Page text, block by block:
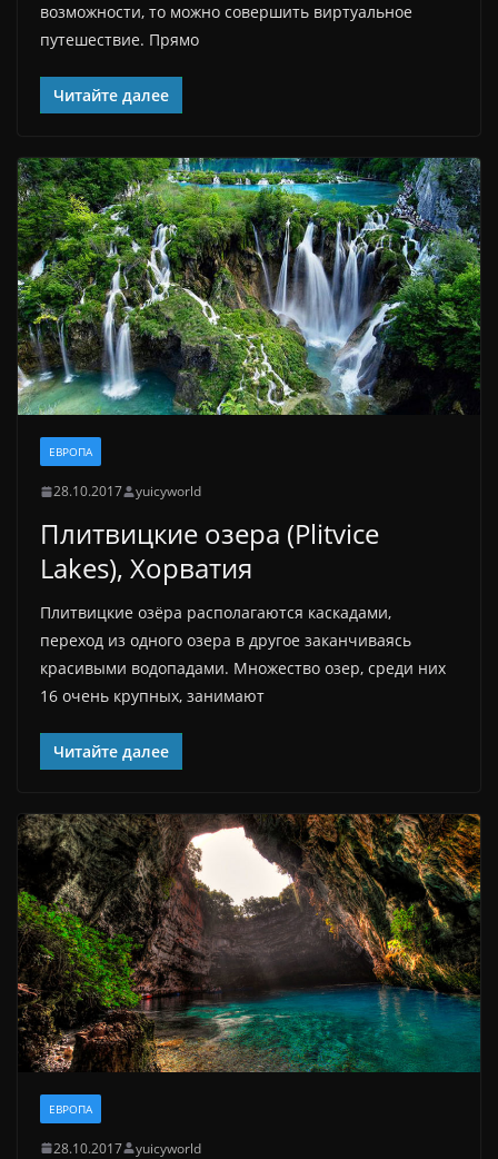
возможности, то можно совершить виртуальное
путешествие. Прямо
Читайте далее
ЕВРОПА
28.10.2017 yuicyworld
Плитвицкие озера (Plitvice
Lakes), Хорватия
Плитвицкие озёра располагаются каскадами,
переход из одного озера в другое заканчиваясь
красивыми водопадами. Множество озер, среди них
16 очень крупных, занимают
Читайте далее
ЕВРОПА
28.10.2017 yuicyworld